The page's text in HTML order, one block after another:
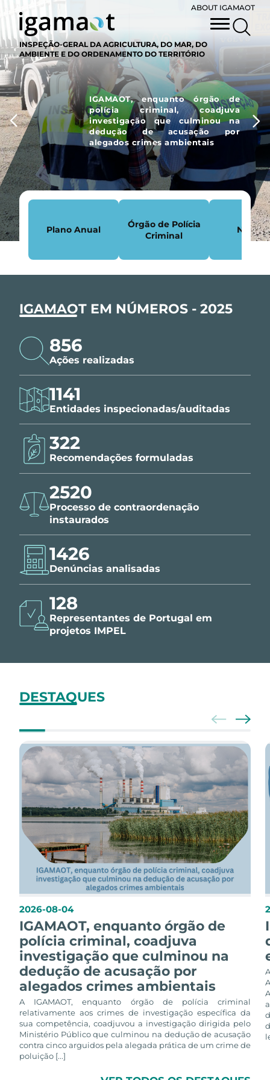
ABOUT IGAMAOT
INSPEÇÃO-GERAL DA AGRICULTURA, DO MAR, DO
AMBIENTE E DO ORDENAMENTO DO TERRITÓRIO
IGAMAOT, enquanto órgão de
polícia criminal, coadjuva
investigação que culminou na
dedução de acusação por
alegados crimes ambientais
Plano Anual
Órgão de Polícia
Criminal
IGAMAOT EM NÚMEROS - 2025
856
Ações realizadas
1141
Entidades inspecionadas/auditadas
322
Recomendações formuladas
2520
Processo de contraordenação
instaurados
1426
Denúncias analisadas
150
Representantes de Portugal em
projetos IMPEL
DESTAQUES
2026-08-04
IGAMAOT, enquanto órgão de
polícia criminal, coadjuva
investigação que culminou na
dedução de acusação por
alegados crimes ambientais
A IGAMAOT, enquanto órgão de polícia criminal
relativamente aos crimes de investigação específica da
sua competência, coadjuvou a investigação dirigida pelo
Ministério Público que culminou na dedução de acusação
contra cinco arguidos pela alegada prática de um crime de
poluição [...]